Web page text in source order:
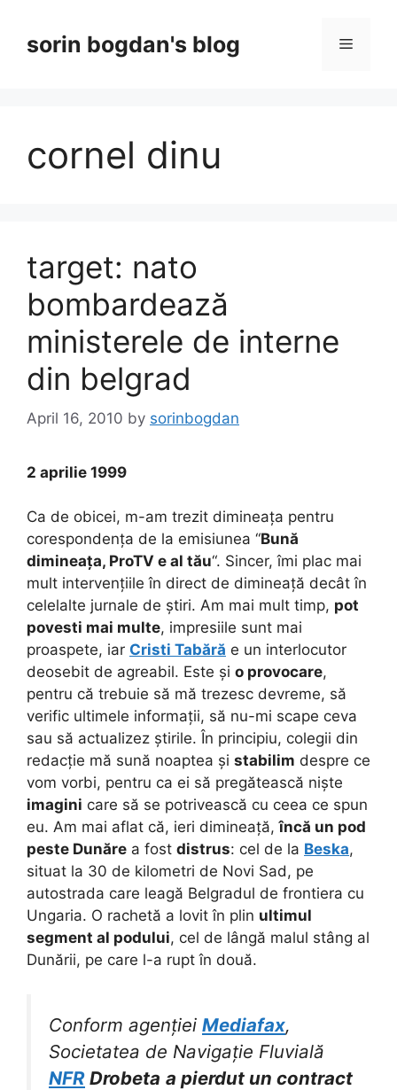
contentsorin bogdan's blog Menu
cornel dinu
target: nato
bombardează
ministerele de interne
din belgrad
April 16, 2010 by sorinbogdan
2 aprilie 1999
Ca de obicei, m-am trezit dimineața pentru
corespondența de la emisiunea “Bună
dimineața, ProTV e al tău“. Sincer, îmi plac mai
mult intervențiile în direct de dimineață decât în
celelalte jurnale de știri. Am mai mult timp, pot
povesti mai multe, impresiile sunt mai
proaspete, iar Cristi Tabără e un interlocutor
deosebit de agreabil. Este și o provocare,
pentru că trebuie să mă trezesc devreme, să
verific ultimele informații, să nu-mi scape ceva
sau să actualizez știrile. În principiu, colegii din
redacție mă sună noaptea și stabilim despre ce
vom vorbi, pentru ca ei să pregătească niște
imagini care să se potrivească cu ceea ce spun
eu. Am mai aflat că, ieri dimineață,încă un pod
peste Dunăre a fost distrus: cel de la Beska,
situat la 30 de kilometri de Novi Sad, pe
autostrada care leagă Belgradul de frontiera cu
Ungaria. O rachetă a lovit în plin ultimul
segment al podului, cel de lângă malul stâng al
Dunării, pe care l-a rupt în două.
Conform agenției Mediafax,
Societatea de Navigație Fluvială
NFR Drobeta a pierdut un contract